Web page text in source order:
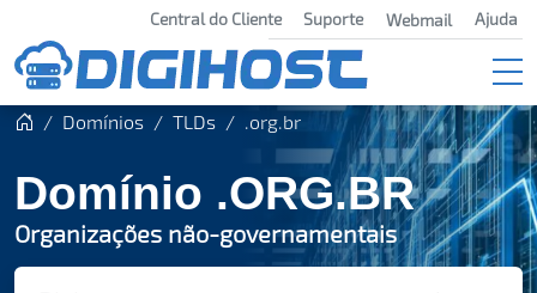
Central do Cliente Suporte Webmail Ajuda
Domínios TLDs .org.br
Domínio .ORG.BR
Organizações não-governamentais